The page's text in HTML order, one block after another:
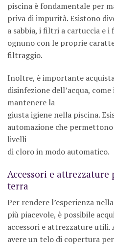
piscina è fondamentale per
priva di impurità. Esistono
a sabbia, i filtri a cartuccia e
ognuno con le proprie
filtraggio.
Inoltre, è importante
disinfezione dell’acqua,
mantenere la
giusta igiene nella piscina.
automazione che
livelli
di cloro in modo automatico.
Accessori e
terra
Per rendere l’esperienza
più piacevole, è possibile
accessori e attrezzature utili.
avere un telo di copertura